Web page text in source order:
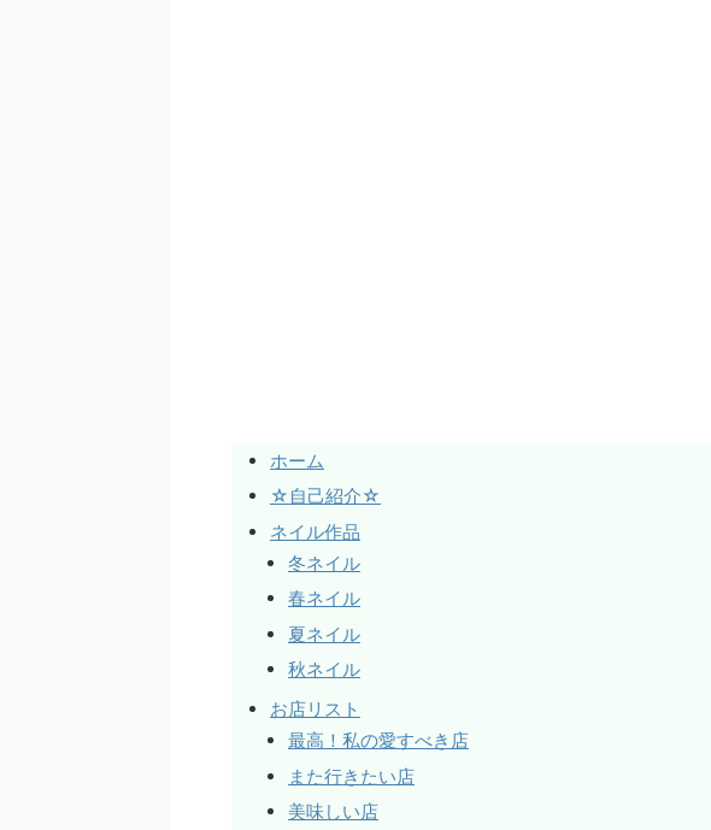
ホーム
☆自己紹介☆
ネイル作品
冬ネイル
春ネイル
夏ネイル
秋ネイル
お店リスト
最高！私の愛すべき店
また行きたい店
美味しい店